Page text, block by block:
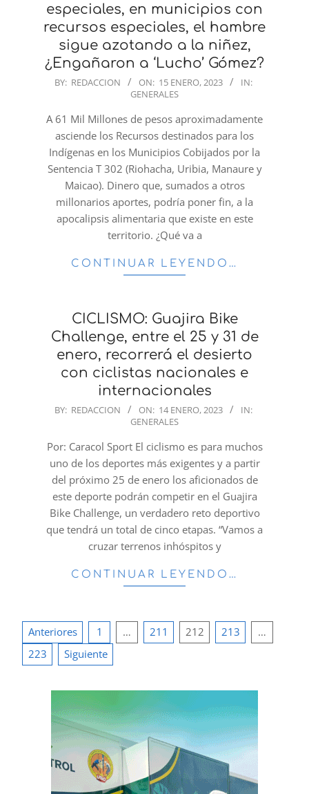
especiales, en municipios con
recursos especiales, el hambre
sigue azotando a la niñez,
¿Engañaron a ‘Lucho’ Gómez?
2023-
15
BY: REDACCION ON: 15 ENERO, 2023
IN:
GENERALES
A 61 Mil Millones de pesos aproximadamente
asciende los Recursos destinados para los
Indígenas en los Municipios Cobijados por la
Sentencia T 302 (Riohacha, Uribia, Manaure y
Maicao). Dinero que, sumados a otros
millonarios aportes, podría poner fin, a la
apocalipsis alimentaria que existe en este
territorio. ¿Qué va a
CONTINUAR LEYENDO…
CICLISMO: Guajira Bike
Challenge, entre el 25 y 31 de
enero, recorrerá el desierto
con ciclistas nacionales e
internacionales
2023-
14
BY: REDACCION ON: 14 ENERO, 2023
IN:
GENERALES
Por: Caracol Sport El ciclismo es para muchos
uno de los deportes más exigentes y a partir
del próximo 25 de enero los aficionados de
este deporte podrán competir en el Guajira
Bike Challenge, un verdadero reto deportivo
que tendrá un total de cinco etapas. “Vamos a
cruzar terrenos inhóspitos y
CONTINUAR LEYENDO…
Paginación
de
Anteriores 1 … 211 212 213
…
223
Siguiente